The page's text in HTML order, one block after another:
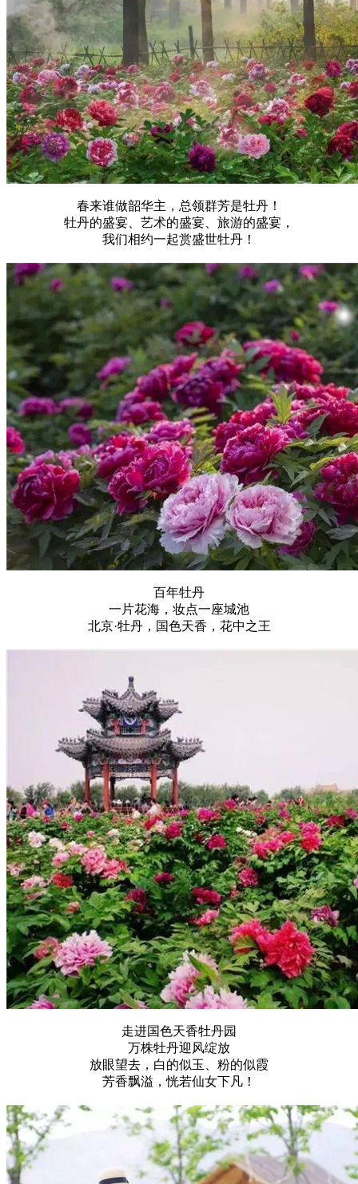
春来谁做韶华主，总领群芳是牡丹！
牡丹的盛宴、艺术的盛宴、旅游的盛宴，
我们相约一起赏盛世牡丹！
百年牡丹
一片花海，妆点一座城池
北京·牡丹，国色天香，花中之王
走进国色天香牡丹园
万株牡丹迎风绽放
放眼望去，白的似玉、粉的似霞
芳香飘溢，恍若仙女下凡！